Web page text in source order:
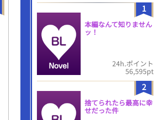
1
本編なんて知りません
ッ！
24h.ポイント
56,595pt
2
捨てられたら最高に幸
せだった件